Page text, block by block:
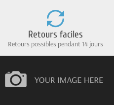
Retours faciles
Retours possibles pendant 14 jours